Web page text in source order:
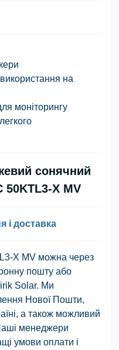
на
моніторингу
сонячний
50KTL3-X MV
і доставка
X MV можна через
пошту або
Solar. Ми
Нової Пошти,
а також можливий
менеджери
умови оплати і